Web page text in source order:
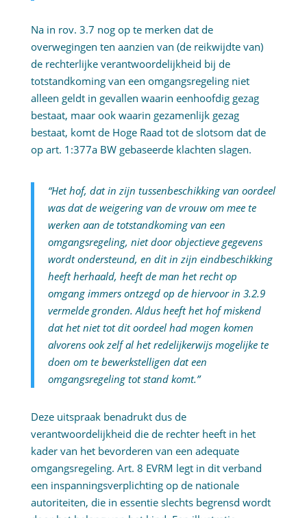
Na in rov. 3.7 nog op te merken dat de
overwegingen ten aanzien van (de reikwijdte van)
de rechterlijke verantwoordelijkheid bij de
totstandkoming van een omgangsregeling niet
alleen geldt in gevallen waarin eenhoofdig gezag
bestaat, maar ook waarin gezamenlijk gezag
bestaat, komt de Hoge Raad tot de slotsom dat de
op art. 1:377a BW gebaseerde klachten slagen.
“Het hof, dat in zijn tussenbeschikking van oordeel
was dat de weigering van de vrouw om mee te
werken aan de totstandkoming van een
omgangsregeling, niet door objectieve gegevens
wordt ondersteund, en dit in zijn eindbeschikking
heeft herhaald, heeft de man het recht op
omgang immers ontzegd op de hiervoor in 3.2.9
vermelde gronden. Aldus heeft het hof miskend
dat het niet tot dit oordeel had mogen komen
alvorens ook zelf al het redelijkerwijs mogelijke te
doen om te bewerkstelligen dat een
omgangsregeling tot stand komt.”
Deze uitspraak benadrukt dus de
verantwoordelijkheid die de rechter heeft in het
kader van het bevorderen van een adequate
omgangsregeling. Art. 8 EVRM legt in dit verband
een inspanningsverplichting op de nationale
autoriteiten, die in essentie slechts begrensd wordt